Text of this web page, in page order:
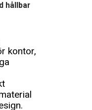
hållbar
kontor,